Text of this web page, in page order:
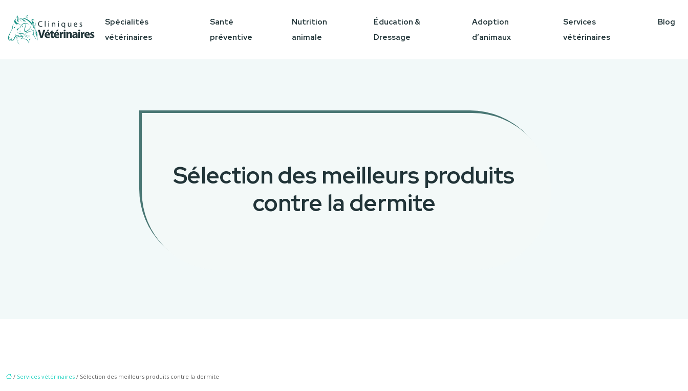
Spécialités
vétérinaires
Santé
préventive
Nutrition
animale
Éducation &
Dressage
Adoption
d’animaux
Services
vétérinaires
Blog
Sélection des meilleurs produits
contre la dermite
/ Services vétérinaires / Sélection des meilleurs produits contre la dermite